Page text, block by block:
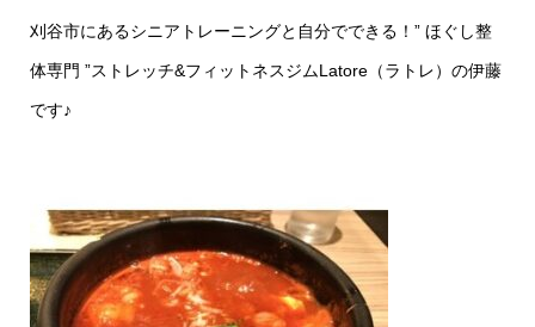
刈谷市にあるシニアトレーニングと自分でできる！” ほぐし整
体専門 ”ストレッチ&フィットネスジムLatore（ラトレ）の伊藤
です♪